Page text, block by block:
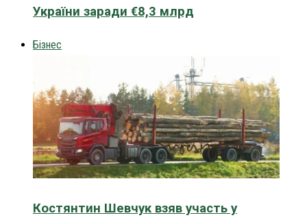
України заради €8,3 млрд
Бізнес
Костянтин Шевчук взяв участь у